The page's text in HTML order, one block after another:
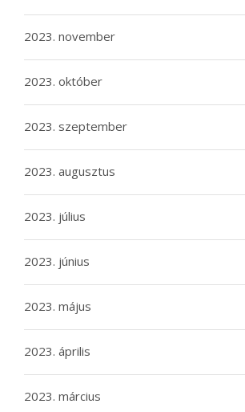
2023. november
2023. október
2023. szeptember
2023. augusztus
2023. július
2023. június
2023. május
2023. április
2023. március